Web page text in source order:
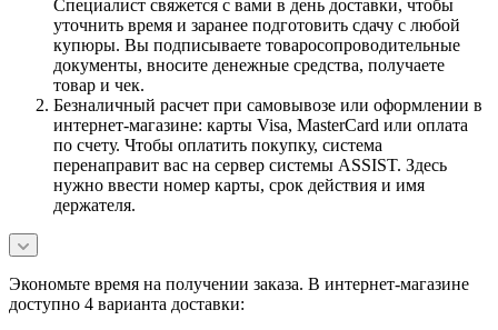
Специалист свяжется с вами в день доставки, чтобы
уточнить время и заранее подготовить сдачу с любой
купюры. Вы подписываете товаросопроводительные
документы, вносите денежные средства, получаете
товар и чек.
Безналичный расчет при самовывозе или оформлении в
интернет-магазине: карты Visa, MasterCard или оплата
по счету. Чтобы оплатить покупку, система
перенаправит вас на сервер системы ASSIST. Здесь
нужно ввести номер карты, срок действия и имя
держателя.
Экономьте время на получении заказа. В интернет-магазине
доступно 4 варианта доставки: